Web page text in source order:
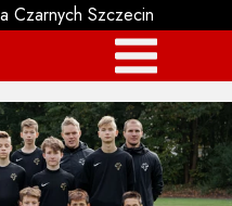
Czarnych Szczecin